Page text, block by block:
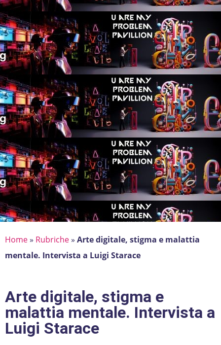
Home» Rubriche» Arte digitale, stigma e malattia
mentale. Intervista a Luigi Starace
Arte digitale, stigma e
malattia mentale. Intervista a
Luigi Starace